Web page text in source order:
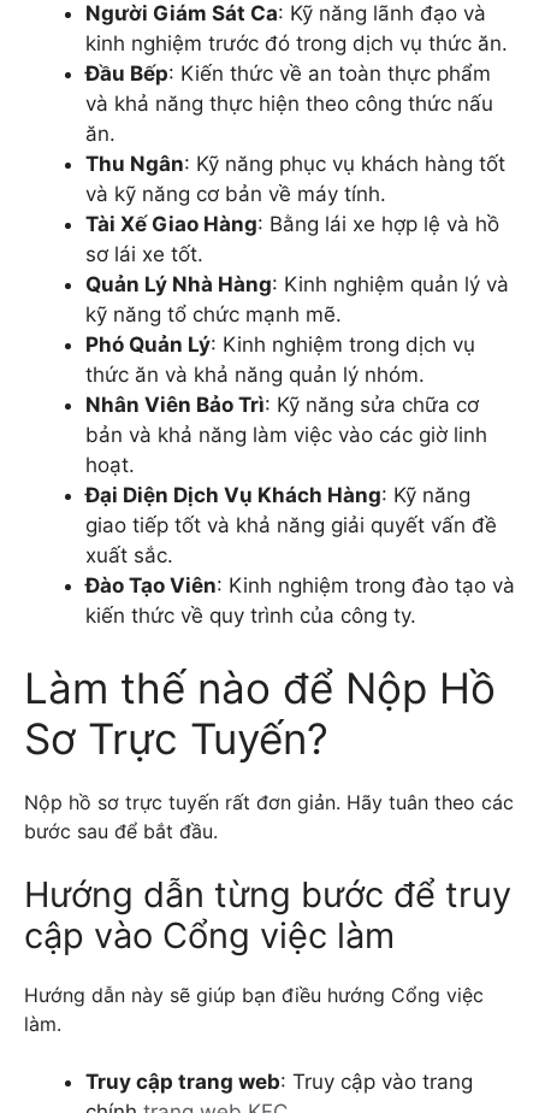
Người Giám Sát Ca: Kỹ năng lãnh đạo và
kinh nghiệm trước đó trong dịch vụ thức ăn.
Đầu Bếp: Kiến thức về an toàn thực phẩm
và khả năng thực hiện theo công thức nấu
ăn.
Thu Ngân: Kỹ năng phục vụ khách hàng tốt
và kỹ năng cơ bản về máy tính.
Tài Xế Giao Hàng: Bằng lái xe hợp lệ và hồ
sơ lái xe tốt.
Quản Lý Nhà Hàng: Kinh nghiệm quản lý và
kỹ năng tổ chức mạnh mẽ.
Phó Quản Lý: Kinh nghiệm trong dịch vụ
thức ăn và khả năng quản lý nhóm.
Nhân Viên Bảo Trì: Kỹ năng sửa chữa cơ
bản và khả năng làm việc vào các giờ linh
hoạt.
Đại Diện Dịch Vụ Khách Hàng: Kỹ năng
giao tiếp tốt và khả năng giải quyết vấn đề
xuất sắc.
Đào Tạo Viên: Kinh nghiệm trong đào tạo và
kiến thức về quy trình của công ty.
Làm thế nào để Nộp Hồ
Sơ Trực Tuyến?
Nộp hồ sơ trực tuyến rất đơn giản. Hãy tuân theo các
bước sau để bắt đầu.
Hướng dẫn từng bước để truy
cập vào Cổng việc làm
Hướng dẫn này sẽ giúp bạn điều hướng Cổng việc
làm.
Truy cập trang web: Truy cập vào trang